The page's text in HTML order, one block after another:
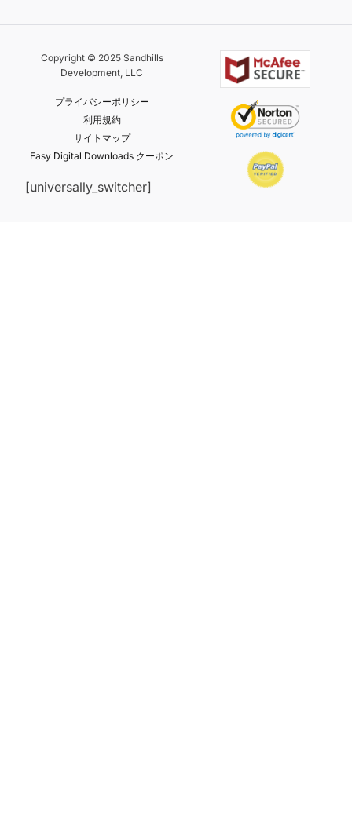
Copyright © 2025 Sandhills
Development, LLC
プライバシーポリシー
利用規約
サイトマップ
Easy Digital Downloads クーポン
[universally_switcher]